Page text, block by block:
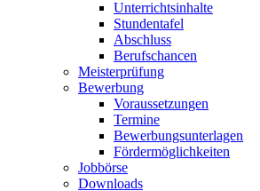
Unterrichtsinhalte
Stundentafel
Abschluss
Berufschancen
Meisterprüfung
Bewerbung
Voraussetzungen
Termine
Bewerbungsunterlagen
Fördermöglichkeiten
Jobbörse
Downloads